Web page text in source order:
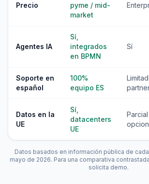
Precio
pyme / mid-
market
Agentes IA
Sí,
integrados
en BPMN
Sí
Soporte en
español
100%
equipo ES
Datos en la
UE
Sí,
datacenters
UE
Datos basados en información pública de
mayo de 2026. Para una comparativa
solicita demo.